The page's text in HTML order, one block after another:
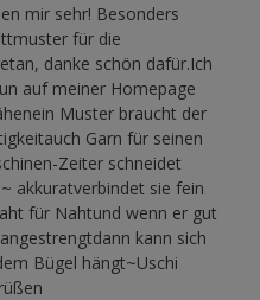
mir sehr! Besonders
für die
danke schön dafür.Ich
auf meiner Homepage
Muster braucht der
Garn für seinen
Zeiter schneidet
akkuratverbindet sie fein
für Nahtund wenn er gut
kann sich
Bügel hängt~Uschi